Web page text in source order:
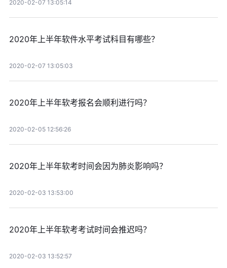
2020-02-07 13:05:14
2020年上半年软件水平考试科目有哪些？
2020-02-07 13:05:03
2020年上半年软考报名会顺利进行吗？
2020-02-05 12:56:26
2020年上半年软考时间会因为肺炎影响吗？
2020-02-03 13:53:00
2020年上半年软考考试时间会推迟吗？
2020-02-03 13:52:57